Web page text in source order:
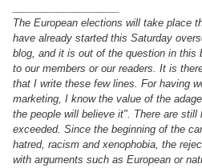
The European elections will take place
have already started this Saturday
blog, and it is out of the question in this
to our members or our readers. It is
that I write these few lines. For having
marketing, I know the value of the
the people will believe it". There are
exceeded. Since the beginning of the
hatred, racism and xenophobia, the
with arguments such as European or